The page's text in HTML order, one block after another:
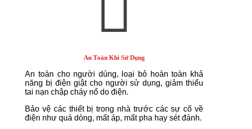
An Toàn Khi Sử Dụng
An toàn cho người dùng, loại bỏ hoàn toàn khả
năng bị điện giật cho người sử dụng, giảm thiểu
tai nạn chập cháy nổ do điện.
Bảo vệ các thiết bị trong nhà trước các sự cố về
điện như quá dòng, mất áp, mất pha hay sét đánh.